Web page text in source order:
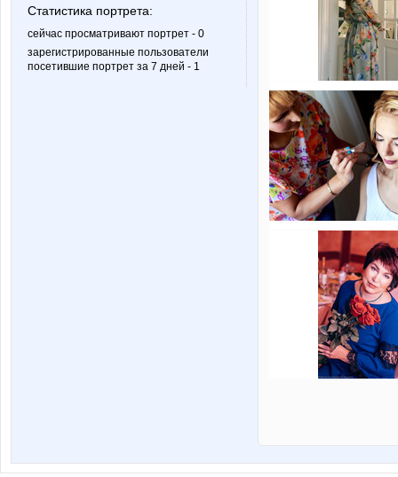
Статистика портрета:
сейчас просматривают портрет - 0
зарегистрированные пользователи
посетившие портрет за 7 дней - 1